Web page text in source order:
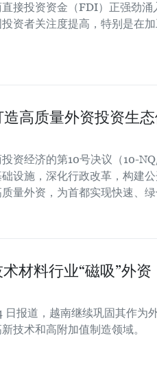
接投资资金（FDI）正强劲涌
资者关注度提高，特别是在
高质量外资投资生
资经济的第10号决议（10-
设施，深化行政改革，构建
量外资，为首都实现快速、
材料行业“磁吸”外资
报道，越南继续巩固其作为
技术和高附加值制造领域。